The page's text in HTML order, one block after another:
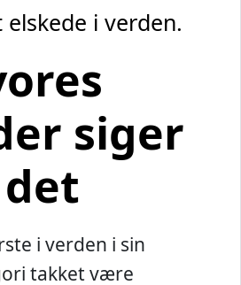
elskede i verden.
siger
det
i verden i sin
takket være